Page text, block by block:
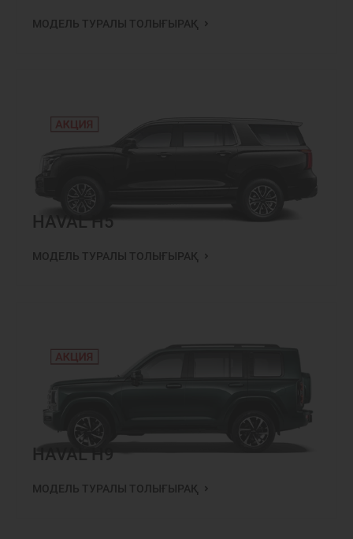
МОДЕЛЬ ТУРАЛЫ ТОЛЫҒЫРАҚ
HAVAL H5
МОДЕЛЬ ТУРАЛЫ ТОЛЫҒЫРАҚ
HAVAL H9
МОДЕЛЬ ТУРАЛЫ ТОЛЫҒЫРАҚ